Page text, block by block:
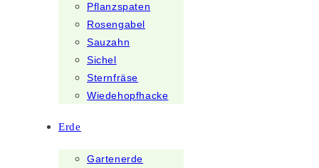
Pflanzspaten
Rosengabel
Sauzahn
Sichel
Sternfräse
Wiedehopfhacke
Erde
Gartenerde